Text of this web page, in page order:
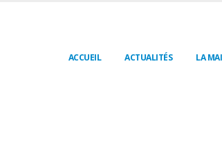
ACCUEIL ACTUALITÉS LA